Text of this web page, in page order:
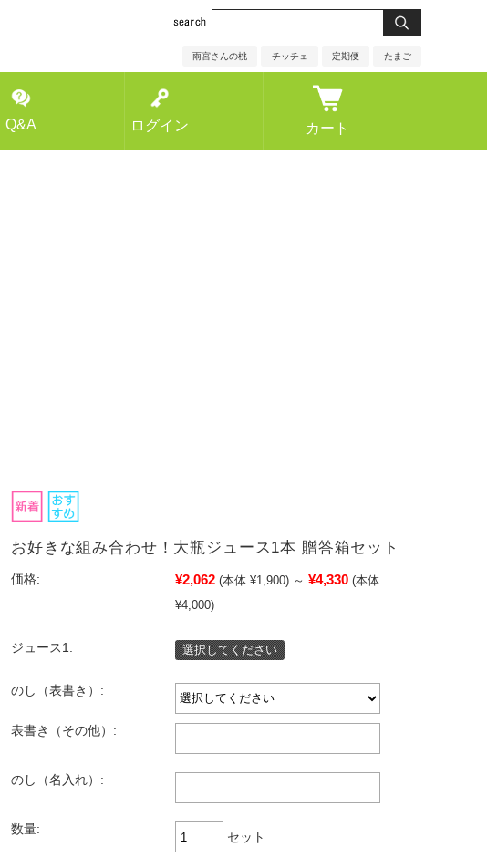
雨宮さんの桃 チッチェ 定期便 たまご
Q&A ログイン カート
お好きな組み合わせ！大瓶ジュース1本 贈答箱セット
価格: ¥2,062 (本体 ¥1,900) ～ ¥4,330 (本体
¥4,000)
ジュース1: 選択してください
のし（表書き）:
表書き（その他）:
のし（名入れ）:
数量:
セット